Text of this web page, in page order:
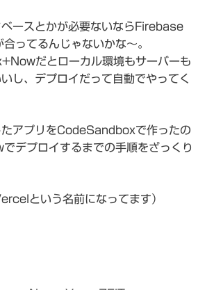
ースとかが必要ないならFirebase
ってるんじゃないかな～。
だとローカル環境もサーバーも
し、デプロイだって自動でやってく
たアプリをCodeSandboxで作ったの
デプロイするまでの手順をざっくり
という名前になってます）